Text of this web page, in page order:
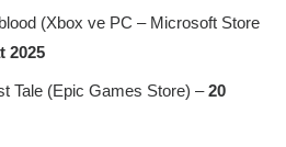
(Xbox ve PC – Microsoft Store
2025
Tale (Epic Games Store) –20